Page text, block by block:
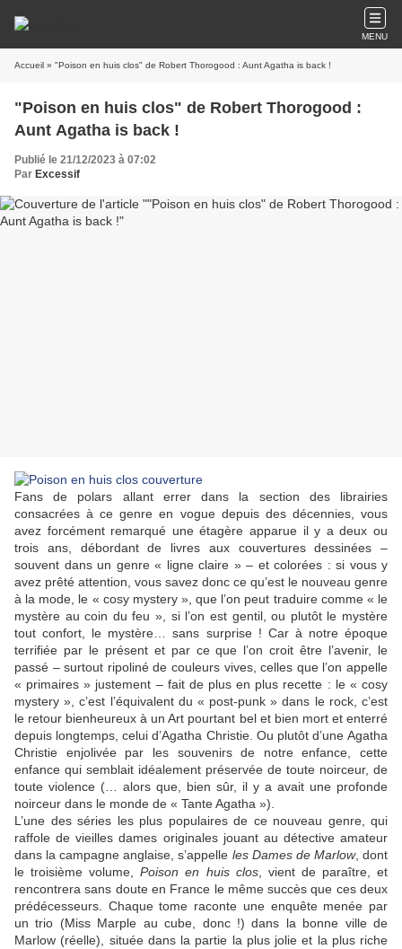
MENU
Accueil » "Poison en huis clos" de Robert Thorogood : Aunt Agatha is back !
"Poison en huis clos" de Robert Thorogood :
Aunt Agatha is back !
Publié le 21/12/2023 à 07:02
Par Excessif
Fans de polars allant errer dans la section des librairies
consacrées à ce genre en vogue depuis des décennies, vous
avez forcément remarqué une étagère apparue il y a deux ou
trois ans, débordant de livres aux couvertures dessinées –
souvent dans un genre « ligne claire » – et colorées : si vous y
avez prêté attention, vous savez donc ce qu’est le nouveau genre
à la mode, le « cosy mystery », que l’on peut traduire comme « le
mystère au coin du feu », si l’on est gentil, ou plutôt le mystère
tout confort, le mystère… sans surprise ! Car à notre époque
terrifiée par le présent et par ce que l’on croit être l’avenir, le
passé – surtout ripoliné de couleurs vives, celles que l’on appelle
« primaires » justement – fait de plus en plus recette : le « cosy
mystery », c’est l’équivalent du « post-punk » dans le rock, c’est
le retour bienheureux à un Art pourtant bel et bien mort et enterré
depuis longtemps, celui d’Agatha Christie. Ou plutôt d’une Agatha
Christie enjolivée par les souvenirs de notre enfance, cette
enfance qui semblait idéalement préservée de toute noirceur, de
toute violence (… alors que, bien sûr, il y a avait une profonde
noirceur dans le monde de « Tante Agatha »).
L’une des séries les plus populaires de ce nouveau genre, qui
raffole de vieilles dames originales jouant au détective amateur
dans la campagne anglaise, s’appelle les Dames de Marlow, dont
le troisième volume,Poison en huis clos, vient de paraître, et
rencontrera sans doute en France le même succès que ces deux
prédécesseurs. Chaque tome raconte une enquête menée par
un trio (Miss Marple au cube, donc !) dans la bonne ville de
Marlow (réelle), située dans la partie la plus jolie et la plus riche